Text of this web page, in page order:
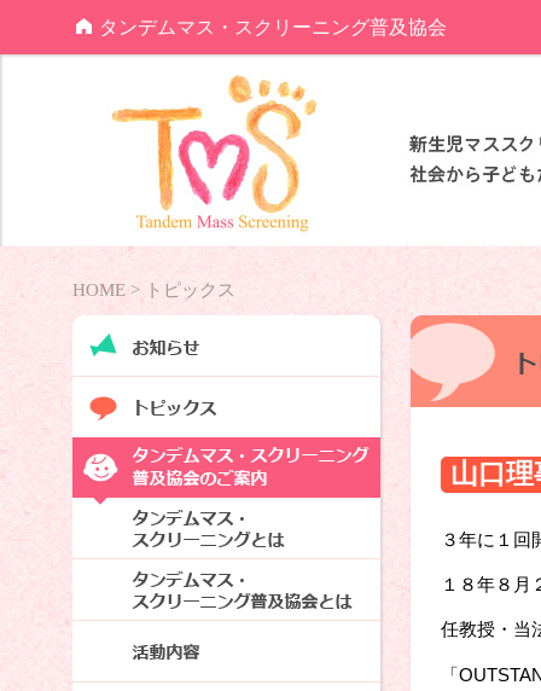
タンデムマス・スクリーニング普及協会
HOME > トピックス
山口
３年に１回
１８年８月
任教授・当
「